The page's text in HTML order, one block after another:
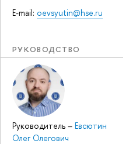
E-mail: oevsyutin@hse.ru
РУКОВОДСТВО
Руководитель – Евсютин
Олег Олегович